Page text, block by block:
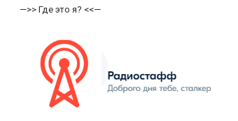
—>> Где это я? <<—